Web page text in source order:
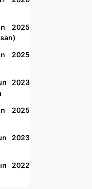
2025
2025
2023
2025
2023
2022